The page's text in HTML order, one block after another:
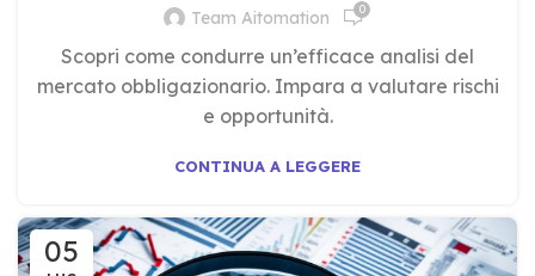
Team Aitomation 0
Scopri come condurre un’efficace analisi del
mercato obbligazionario. Impara a valutare rischi
e opportunità.
CONTINUA A LEGGERE
05